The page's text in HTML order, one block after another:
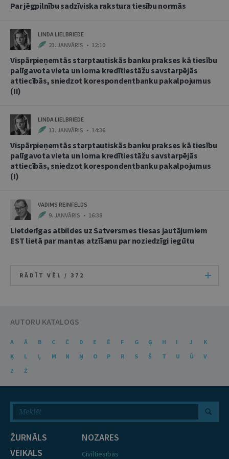
Par jēgpilnību sadzīviska rakstura tiesību normās
LINDA LIELBRIEDE
23. JANVĀRIS • 12:10
Vispārpieņemtās starptautiskās banku prakses kā tiesību
palīgavota vieta un loma kredītiestāžu savstarpējās
attiecībās, sniedzot korespondentbanku pakalpojumus
(II)
LINDA LIELBRIEDE
13. JANVĀRIS • 14:36
Vispārpieņemtās starptautiskās banku prakses kā tiesību
palīgavota vieta un loma kredītiestāžu savstarpējās
attiecībās, sniedzot korespondentbanku pakalpojumus
(I)
VADIMS REINFELDS
9. JANVĀRIS • 16:38
Lietderīgas atbildes uz Satversmes tiesas jautājumiem
EST lietā par mantas atzīšanu par noziedzīgi iegūtu
RĀDĪT VĒL / 372
AUTORU KATALOGS
A Ā B C Č D E Ē F G Ģ H I J
K
Ķ
L Ļ M N Ņ O P R S Š T U Ū
V
Z
Ž
ŽURNĀLS
VEIKALS
NOZARES
Civiltiesības